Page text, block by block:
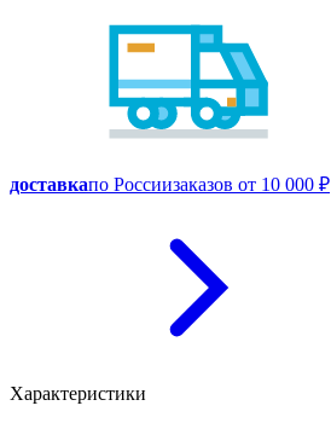
доставкапо Россиизаказов от 10 000 ₽
Характеристики